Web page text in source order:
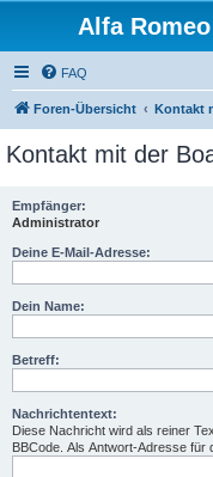
Alfa
FAQ
Foren-Übersicht Kontakt
Kontakt mit der
Empfänger:
Administrator
Deine E-Mail-Adresse:
Dein Name:
Betreff:
Nachrichtentext:
Diese Nachricht wird als reiner
BBCode. Als Antwort-Adresse für